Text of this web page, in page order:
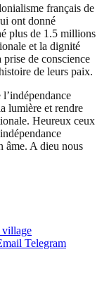
français de
ont donné
plus de 1.5 millions
et la dignité
de conscience
de leurs paix.
lumière et rendre
Heureux ceux
âme. A dieu nous
village
Telegram